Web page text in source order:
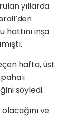
yıllarda
hattını inşa
hafta, üst
söyledi.
ve